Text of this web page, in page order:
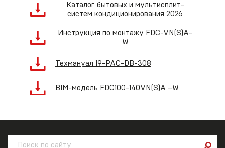
Каталог бытовых и мультисплит-
систем кондиционирования 2026
Инструкция по монтажу FDC-VN(S)A-
W
Техмануал 19-PAC-DB-308
BIM-модель FDC100-140VN(S)A –W